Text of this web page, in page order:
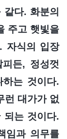
같다. 화분의
주고 햇빛을
자식의 입장
든, 정성껏
는 것이다.
런 대가가 없
되는 것이다.
임과 의무를